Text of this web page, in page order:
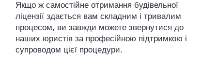
Якщо ж самостійне отримання будівельної
ліцензії здається вам складним і тривалим
процесом, ви завжди можете звернутися до
наших юристів за професійною підтримкою і
супроводом цієї процедури.